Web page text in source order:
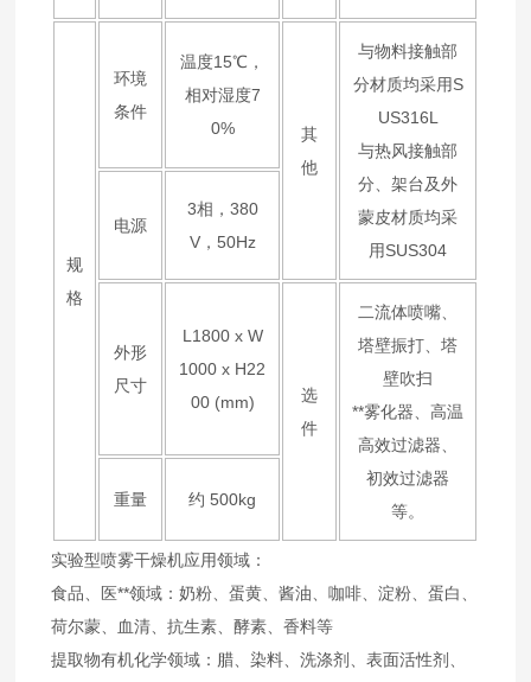
规
格
环境
条件
温度15℃，
相对湿度7
0%
其
他
与物料接触部
分材质均采用S
US316L
与热风接触部
分、架台及外
蒙皮材质均采
用SUS304
电源
3相，380
V，50Hz
外形
尺寸
L1800 x W
1000 x H22
00 (mm)
选
件
二流体喷嘴、
塔壁振打、塔
壁吹扫
**雾化器、高温
高效过滤器、
初效过滤器
等。
重量 约 500kg
实验型喷雾干燥机应用领域：
食品、医**领域：奶粉、蛋黄、酱油、咖啡、淀粉、蛋白、
荷尔蒙、血清、抗生素、酵素、香料等
提取物有机化学领域：腊、染料、洗涤剂、表面活性剂、